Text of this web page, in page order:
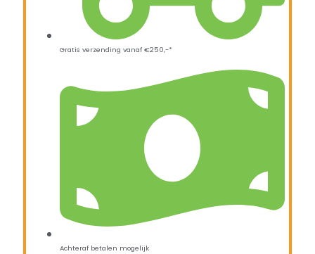
Gratis verzending vanaf €250,-*
Achteraf betalen mogelijk